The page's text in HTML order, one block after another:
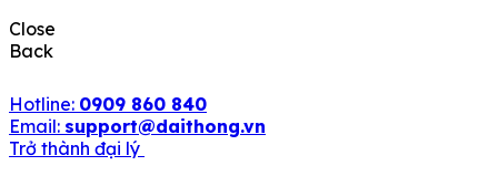
Close
Back
Hotline: 0909 860 840
Email: support@daithong.vn
Trở thành đại lý